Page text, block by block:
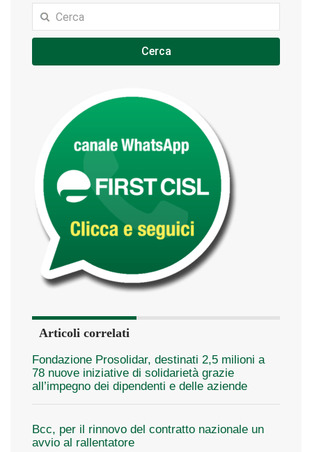
Cerca
Articoli correlati
Fondazione Prosolidar, destinati 2,5 milioni a
78 nuove iniziative di solidarietà grazie
all’impegno dei dipendenti e delle aziende
Bcc, per il rinnovo del contratto nazionale un
avvio al rallentatore